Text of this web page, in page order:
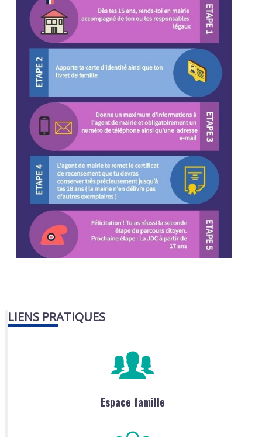
LIENS PRATIQUES
Espace famille